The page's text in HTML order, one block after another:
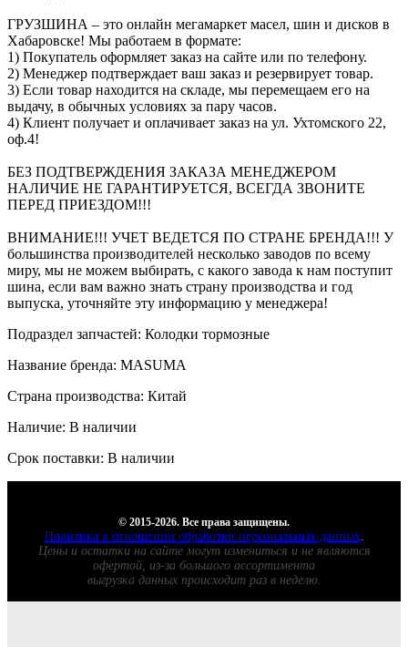
ГРУЗШИНА – это онлайн мегамаркет масел, шин и дисков в
Хабаровске! Мы работаем в формате:
1) Покупатель оформляет заказ на сайте или по телефону.
2) Менеджер подтверждает ваш заказ и резервирует товар.
3) Если товар находится на складе, мы перемещаем его на
выдачу, в обычных условиях за пару часов.
4) Клиент получает и оплачивает заказ на ул. Ухтомского 22,
оф.4!
БЕЗ ПОДТВЕРЖДЕНИЯ ЗАКАЗА МЕНЕДЖЕРОМ
НАЛИЧИЕ НЕ ГАРАНТИРУЕТСЯ, ВСЕГДА ЗВОНИТЕ
ПЕРЕД ПРИЕЗДОМ!!!
ВНИМАНИЕ!!! УЧЕТ ВЕДЕТСЯ ПО СТРАНЕ БРЕНДА!!! У
большинства производителей несколько заводов по всему
миру, мы не можем выбирать, с какого завода к нам поступит
шина, если вам важно знать страну производства и год
выпуска, уточняйте эту информацию у менеджера!
Подраздел запчастей: Колодки тормозные
Название бренда: MASUMA
Страна производства: Китай
Наличие: В наличии
Срок поставки: В наличии
© 2015-2026. Все права защищены.
Политика в отношении обработки персональных данных.
Цены и остатки на сайте могут измениться и не являются
офертой, из-за большого ассортимента
выгрузка данных происходит раз в неделю.